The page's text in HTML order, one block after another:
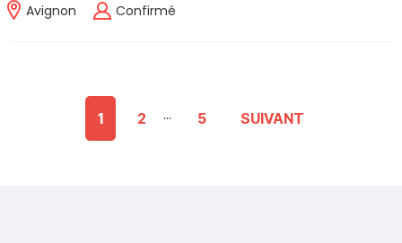
Avignon Confirmé
1 2 ... 5 SUIVANT